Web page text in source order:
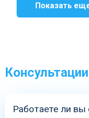
Показать
Консультации
Работаете ли вы